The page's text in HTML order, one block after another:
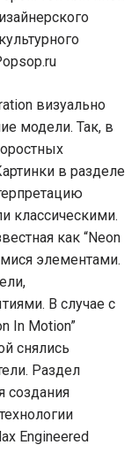
визуально
модели. Так, в
в разделе
классическими.
как “Neon
элементами.
В случае с
In Motion”
снялись
Раздел
создания
Engineered